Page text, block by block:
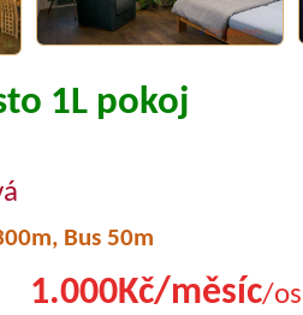
1L pokoj
Bus 50m
1.000Kč/měsíc/